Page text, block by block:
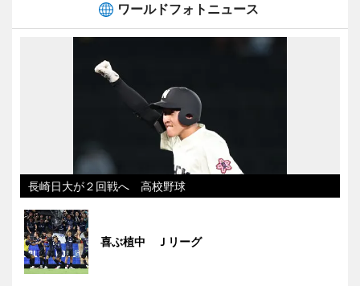
ワールドフォトニュース
長崎日大が２回戦へ 高校野球
喜ぶ植中 Ｊリーグ